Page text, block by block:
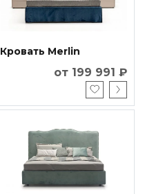
Кровать Merlin
от 199 991 ₽